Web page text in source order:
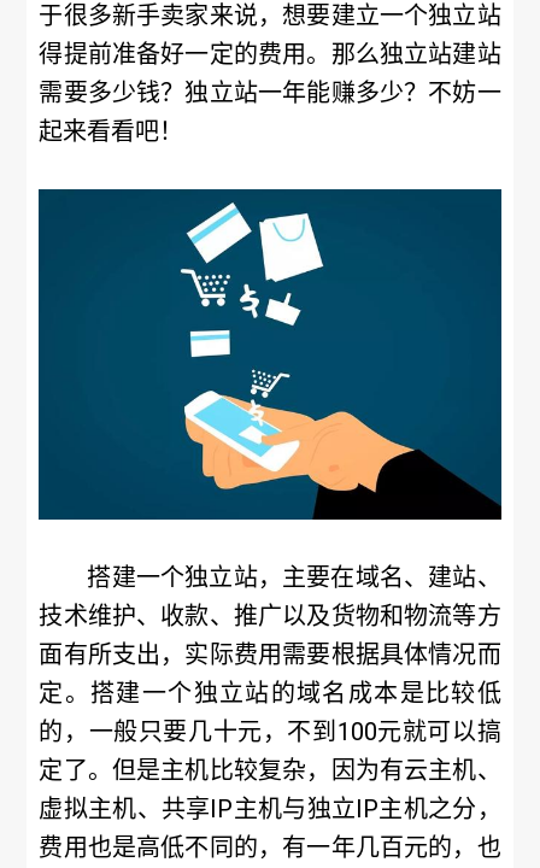
于很多新手卖家来说，想要建立一个独立站
得提前准备好一定的费用。那么独立站建站
需要多少钱？独立站一年能赚多少？不妨一
起来看看吧！
搭建一个独立站，主要在域名、建站、
技术维护、收款、推广以及货物和物流等方
面有所支出，实际费用需要根据具体情况而
定。搭建一个独立站的域名成本是比较低
的，一般只要几十元，不到100元就可以搞
定了。但是主机比较复杂，因为有云主机、
虚拟主机、共享IP主机与独立IP主机之分，
费用也是高低不同的，有一年几百元的，也